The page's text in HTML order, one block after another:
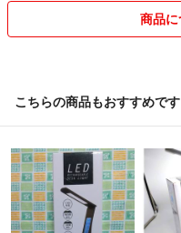
商品
こちらの商品もおすすめです